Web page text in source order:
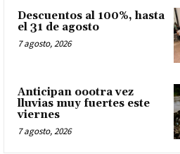
Descuentos al 100%, hasta
el 31 de agosto
7 agosto, 2026
Anticipan oootra vez
lluvias muy fuertes este
viernes
7 agosto, 2026